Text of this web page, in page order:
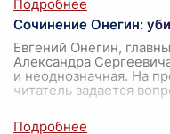
Сочинение Онегин:
Евгений Онегин,
Александра
и неоднозначная. На
читатель задается